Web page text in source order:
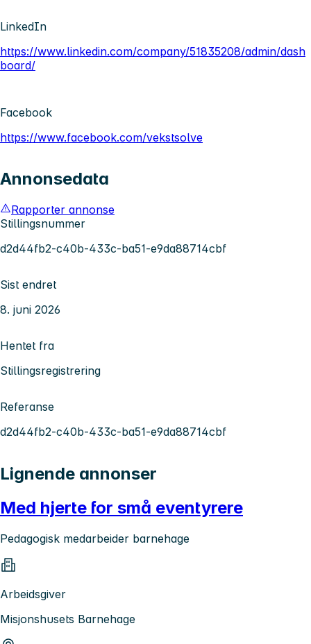
LinkedIn
https://www.linkedin.com/company/51835208/admin/dash
board/
Facebook
https://www.facebook.com/vekstsolve
Annonsedata
Rapporter annonse
Stillingsnummer
d2d44fb2-c40b-433c-ba51-e9da88714cbf
Sist endret
8. juni 2026
Hentet fra
Stillingsregistrering
Referanse
d2d44fb2-c40b-433c-ba51-e9da88714cbf
Lignende annonser
Med hjerte for små eventyrere
Pedagogisk medarbeider barnehage
Arbeidsgiver
Misjonshusets Barnehage